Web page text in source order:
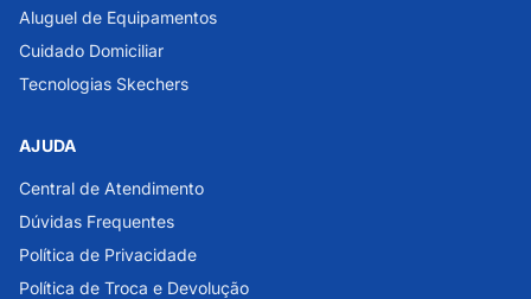
Aluguel de Equipamentos
Cuidado Domiciliar
Tecnologias Skechers
AJUDA
Central de Atendimento
Dúvidas Frequentes
Política de Privacidade
Política de Troca e Devolução